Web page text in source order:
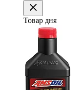
Товар дня